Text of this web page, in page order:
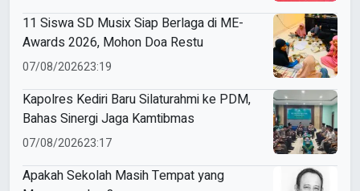
11 Siswa SD Musix Siap Berlaga di ME-
Awards 2026, Mohon Doa Restu
07/08/202623:19
Kapolres Kediri Baru Silaturahmi ke PDM,
Bahas Sinergi Jaga Kamtibmas
07/08/202623:17
Apakah Sekolah Masih Tempat yang